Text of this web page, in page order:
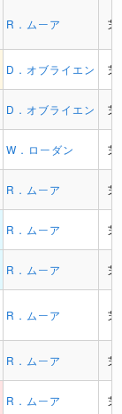
R．ムーア 芝
D．オブライエン 芝
D．オブライエン 芝
W．ローダン 芝
R．ムーア 芝
R．ムーア 芝
R．ムーア 芝
R．ムーア 芝
R．ムーア 芝
R．ムーア 芝